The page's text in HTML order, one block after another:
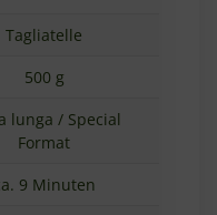
Tagliatelle
500 g
lunga / Special
Format
9 Minuten